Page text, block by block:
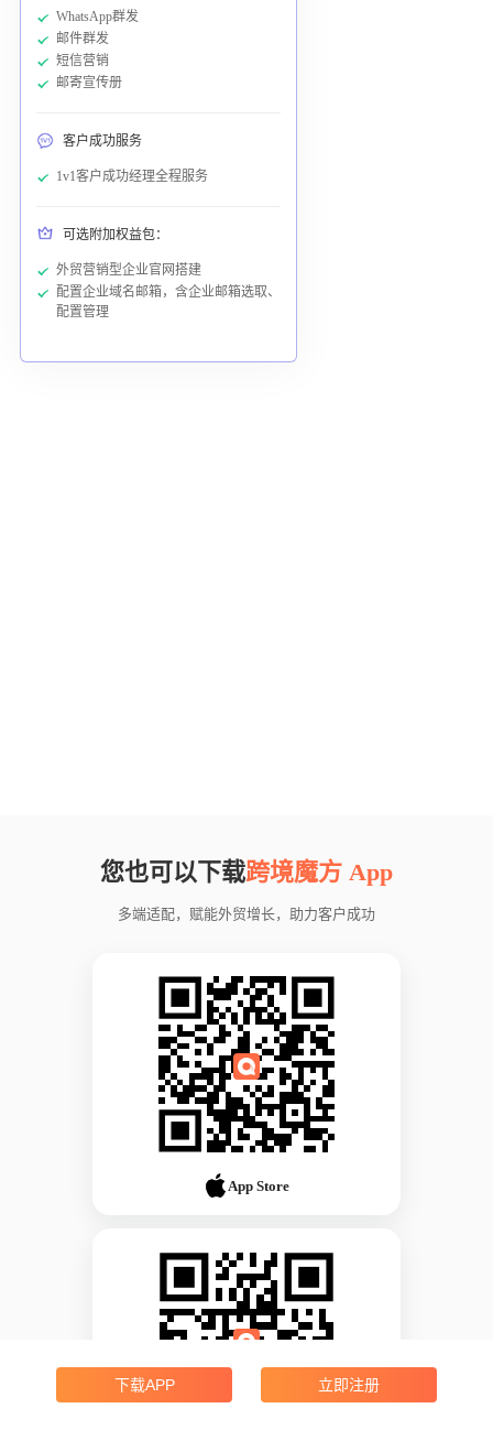
WhatsApp群发
邮件群发
短信营销
邮寄宣传册
客户成功服务
1v1客户成功经理全程服务
可选附加权益包：
外贸营销型企业官网搭建
配置企业域名邮箱，含企业邮箱选取、
配置管理
您也可以下载跨境魔方 App
多端适配，赋能外贸增长，助力客户成功
App Store
下载APP 立即注册